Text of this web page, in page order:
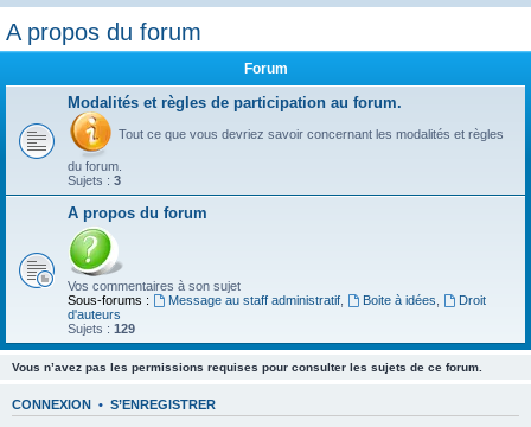
A propos du forum
Forum
Modalités et règles de participation au forum.
Tout ce que vous devriez savoir concernant les modalités et règles
du forum.
Sujets : 3
A propos du forum
Vos commentaires à son sujet
Sous-forums :
Message au staff administratif, Boite à idées
Droit
d'auteurs
Sujets : 129
Vous n’avez pas les permissions requises pour consulter les sujets de ce forum.
CONNEXION • S’ENREGISTRER